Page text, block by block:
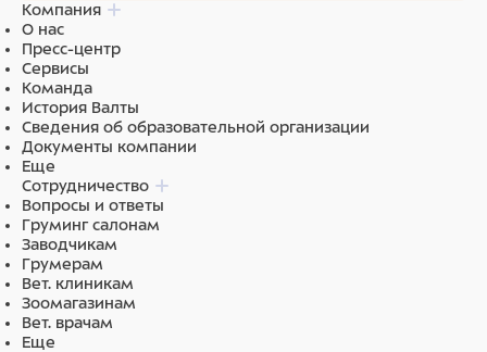
Компания
О нас
Пресс-центр
Сервисы
Команда
История Валты
Сведения об образовательной организации
Документы компании
Еще
Сотрудничество
Вопросы и ответы
Груминг салонам
Заводчикам
Грумерам
Вет. клиникам
Зоомагазинам
Вет. врачам
Еще